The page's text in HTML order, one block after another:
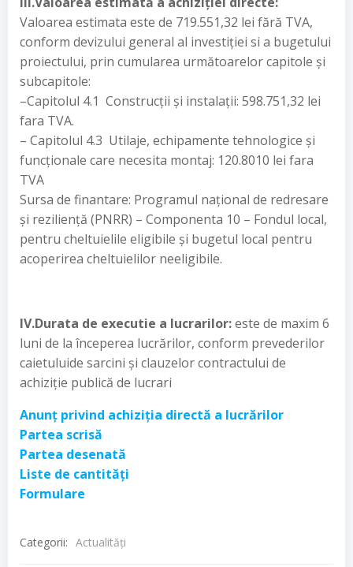
Valoarea estimata este de 719.551,32 lei fără TVA,
conform devizului general al investiției si a bugetului
proiectului, prin cumularea următoarelor capitole și
subcapitole:
–Capitolul 4.1 Construcții și instalații: 598.751,32 lei
fara TVA.
– Capitolul 4.3 Utilaje, echipamente tehnologice și
funcționale care necesita montaj: 120.8010 lei fara
TVA
Sursa de finantare: Programul național de redresare
și reziliență (PNRR) – Componenta 10 – Fondul local,
pentru cheltuielile eligibile și bugetul local pentru
acoperirea cheltuielilor neeligibile.
IV.Durata de executie a lucrarilor:este de maxim 6
luni de la începerea lucrărilor, conform prevederilor
caietuluide sarcini și clauzelor contractului de
achiziție publică de lucrari
Anunț privind achiziția directă a lucrărilor
Partea scrisă
Partea desenată
Liste de cantități
Formulare
Categorii: Actualităţi